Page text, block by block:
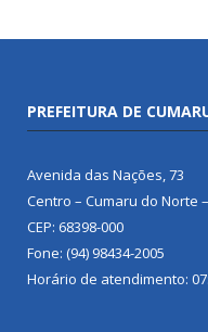
PREFEITURA DE
Avenida das Nações, 73
Centro – Cumaru do Norte
CEP: 68398-000
Fone: (94) 98434-2005
Horário de atendimento: